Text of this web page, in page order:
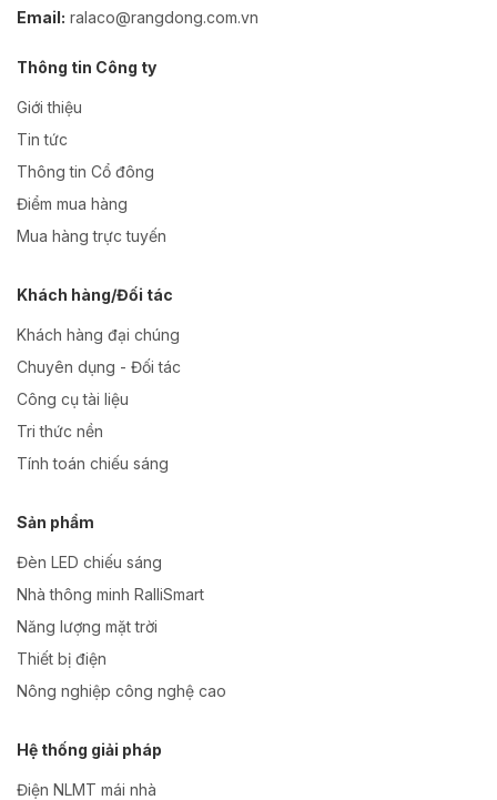
Email: ralaco@rangdong.com.vn
Thông tin Công ty
Giới thiệu
Tin tức
Thông tin Cổ đông
Điểm mua hàng
Mua hàng trực tuyến
Khách hàng/Đối tác
Khách hàng đại chúng
Chuyên dụng - Đối tác
Công cụ tài liệu
Tri thức nền
Tính toán chiếu sáng
Sản phẩm
Đèn LED chiếu sáng
Nhà thông minh RalliSmart
Năng lượng mặt trời
Thiết bị điện
Nông nghiệp công nghệ cao
Hệ thống giải pháp
Điện NLMT mái nhà